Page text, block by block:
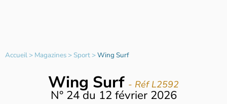
Accueil> Magazines> Sport>Wing Surf
Wing Surf - Réf L2592
N° 24du 12 février 2026